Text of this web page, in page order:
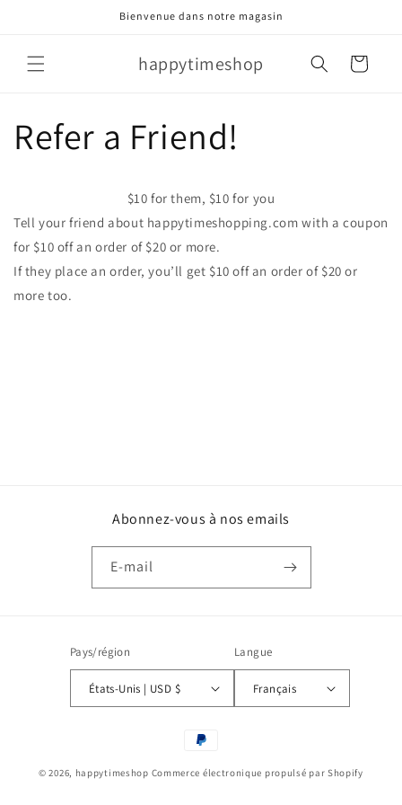
contenu
Bienvenue dans notre magasin
happytimeshop Panier
Refer a Friend!
$10 for them, $10 for you
Tell your friend about happytimeshopping.com with a coupon
for $10 off an order of $20 or more.
If they place an order, you’ll get $10 off an order of $20 or
more too.
Abonnez-vous à nos emails
E-mail
Pays/région
États-Unis | USD $
Langue
Français
Moyens
paiement
© 2026, happytimeshop Commerce électronique propulsé par Shopify